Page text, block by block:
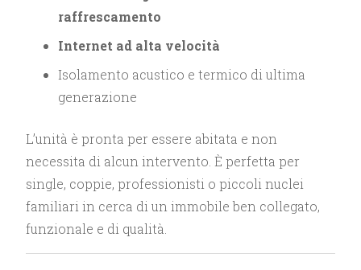
raffrescamento
Internet ad alta velocità
Isolamento acustico e termico di ultima
generazione
L’unità è pronta per essere abitata e non
necessita di alcun intervento. È perfetta per
single, coppie, professionisti o piccoli nuclei
familiari in cerca di un immobile ben collegato,
funzionale e di qualità.